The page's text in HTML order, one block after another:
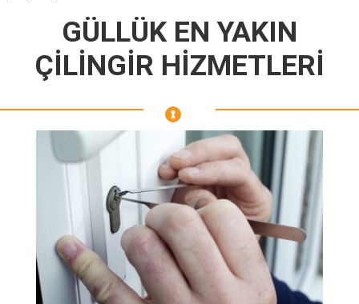
GÜLLÜK EN YAKIN
ÇİLİNGİR HİZMETLERİ